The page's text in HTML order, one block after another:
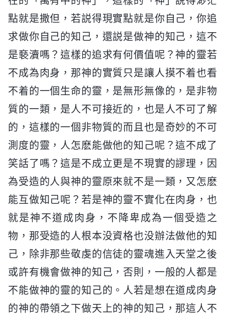
點就是撒但，若説得現實點就是你自己，你追
求做你自己的知己，還説是做神的知己，這不
是褻瀆嗎？這樣的追求有何價值呢？神的靈若
不成為肉身，那神的實質只是讓人摸不着也看
不着的一個生命的靈，是無形無像的，是非物
質的一類，是人不可接近的，也是人不可了解
的，這樣的一個非物質的而且也是奇妙的不可
測度的靈，人怎麽能做他的知己呢？這不成了
笑話了嗎？這是不成立更是不現實的謬理，因
為受造的人與神的靈原來就不是一類，又怎麽
能互做知己呢？若是神的靈不實化在肉身，也
就是神不道成肉身，不降卑成為一個受造之
物，那受造的人根本没資格也没辦法做他的知
己，除非那些敬虔的信徒的靈魂進入天堂之後
或許有機會做神的知己，否則，一般的人都是
不能做神的靈的知己的。人若是想在道成肉身
的神的帶領之下做天上的神的知己，那這人不